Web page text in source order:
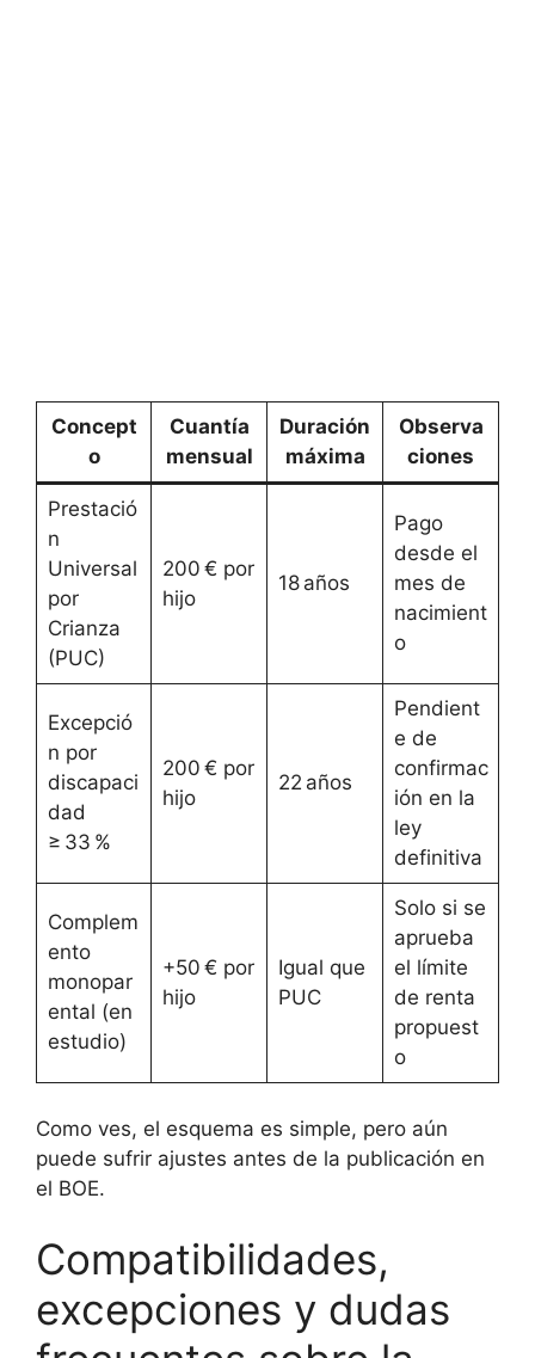
Concept
o
Cuantía
mensual
Duración
máxima
Observa
ciones
Prestació
n
Universal
por
Crianza
(PUC)
200 € por
hijo
18 años
Pago
desde el
mes de
nacimient
o
Excepció
n por
discapaci
dad
≥ 33 %
200 € por
hijo
22 años
Pendient
e de
confirmac
ión en la
ley
definitiva
Complem
ento
monopar
ental (en
estudio)
+50 € por
hijo
Igual que
PUC
Solo si se
aprueba
el límite
de renta
propuest
o
Como ves, el esquema es simple, pero aún
puede sufrir ajustes antes de la publicación en
el BOE.
Compatibilidades,
excepciones y dudas